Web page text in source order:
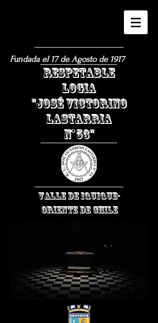
Fundada el 17 de Agosto de 1917
​RESPETABLE
LOGIA
"JOSÉ VICTORINO
LASTARRIA
N°53"
VALLE DE IQUIQUE-
ORIENTE DE CHILE